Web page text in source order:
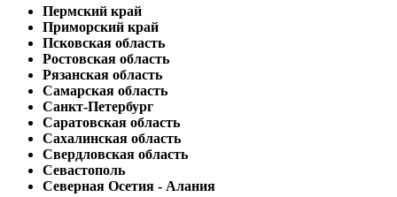
Пермский край
Приморский край
Псковская область
Ростовская область
Рязанская область
Самарская область
Санкт-Петербург
Саратовская область
Сахалинская область
Свердловская область
Севастополь
Северная Осетия - Алания